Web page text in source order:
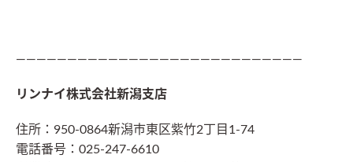
————————————————————————————
リンナイ株式会社新潟支店
住所：950-0864新潟市東区紫竹2丁目1-74
電話番号：025-247-6610